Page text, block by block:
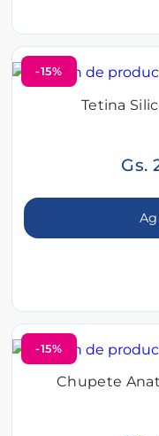
-15%
Tetina
Gs.
-15%
Chupete